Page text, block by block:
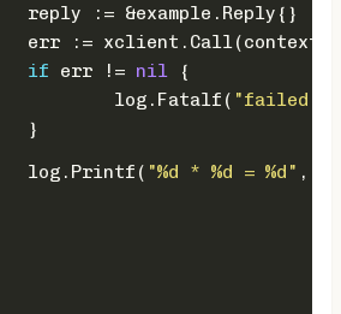
	reply := &example.Reply{}
err :=
if err != nil {
		log.Fatalf(
"failed
	}
	log.Printf(
"%d * %d = %d" ,